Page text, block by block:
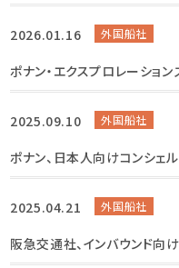
2026.01.16 外国船社
ポナン・エクスプロレーショ
2025.09.10 外国船社
ポナン、日本人向けコンシェ
2025.04.21 外国船社
阪急交通社、インバウンド向